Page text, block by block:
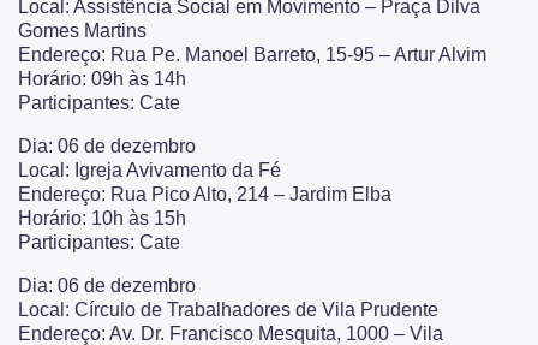
Local: Assistência Social em Movimento – Praça Dilva
Gomes Martins
Endereço: Rua Pe. Manoel Barreto, 15-95 – Artur Alvim
Horário: 09h às 14h
Participantes: Cate
Dia: 06 de dezembro
Local: Igreja Avivamento da Fé
Endereço: Rua Pico Alto, 214 – Jardim Elba
Horário: 10h às 15h
Participantes: Cate
Dia: 06 de dezembro
Local: Círculo de Trabalhadores de Vila Prudente
Endereço: Av. Dr. Francisco Mesquita, 1000 – Vila